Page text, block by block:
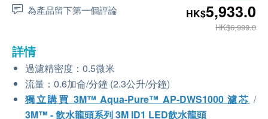
為產品留下第一個評論 HK$5,933.0
HK$6,999.0
詳情
過濾精密度：0.5微米
流量：0.6加侖/分鐘 (2.3公升/分鐘)
獨立購買 3M™ Aqua-Pure™ AP-DWS1000 濾芯 /
3M™ - 飲水龍頭系列 3M ID1 LED飲水龍頭